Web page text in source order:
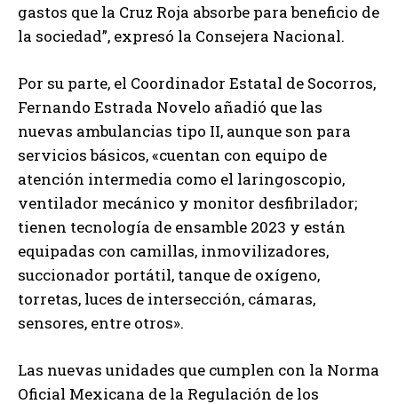
gastos que la Cruz Roja absorbe para beneficio de
la sociedad”, expresó la Consejera Nacional.
Por su parte, el Coordinador Estatal de Socorros,
Fernando Estrada Novelo añadió que las
nuevas ambulancias tipo II, aunque son para
servicios básicos, «cuentan con equipo de
atención intermedia como el laringoscopio,
ventilador mecánico y monitor desfibrilador;
tienen tecnología de ensamble 2023 y están
equipadas con camillas, inmovilizadores,
succionador portátil, tanque de oxígeno,
torretas, luces de intersección, cámaras,
sensores, entre otros».
Las nuevas unidades que cumplen con la Norma
Oficial Mexicana de la Regulación de los